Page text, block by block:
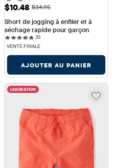
Prix ​​de vente: $10.48
$10.48 Prix ​​d'origine: $34.95
$34.95
Short de jogging à enfiler et à
séchage rapide pour garçon
3333 reviews
VENTE FINALE
AJOUTER AU PANIER
LIQUIDATION